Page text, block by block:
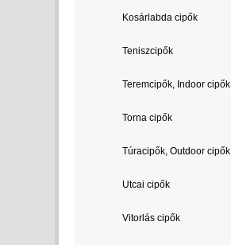
Kosárlabda cipők
Teniszcipők
Teremcipők, Indoor cipők
Torna cipők
Túracipők, Outdoor cipők
Utcai cipők
Vitorlás cipők